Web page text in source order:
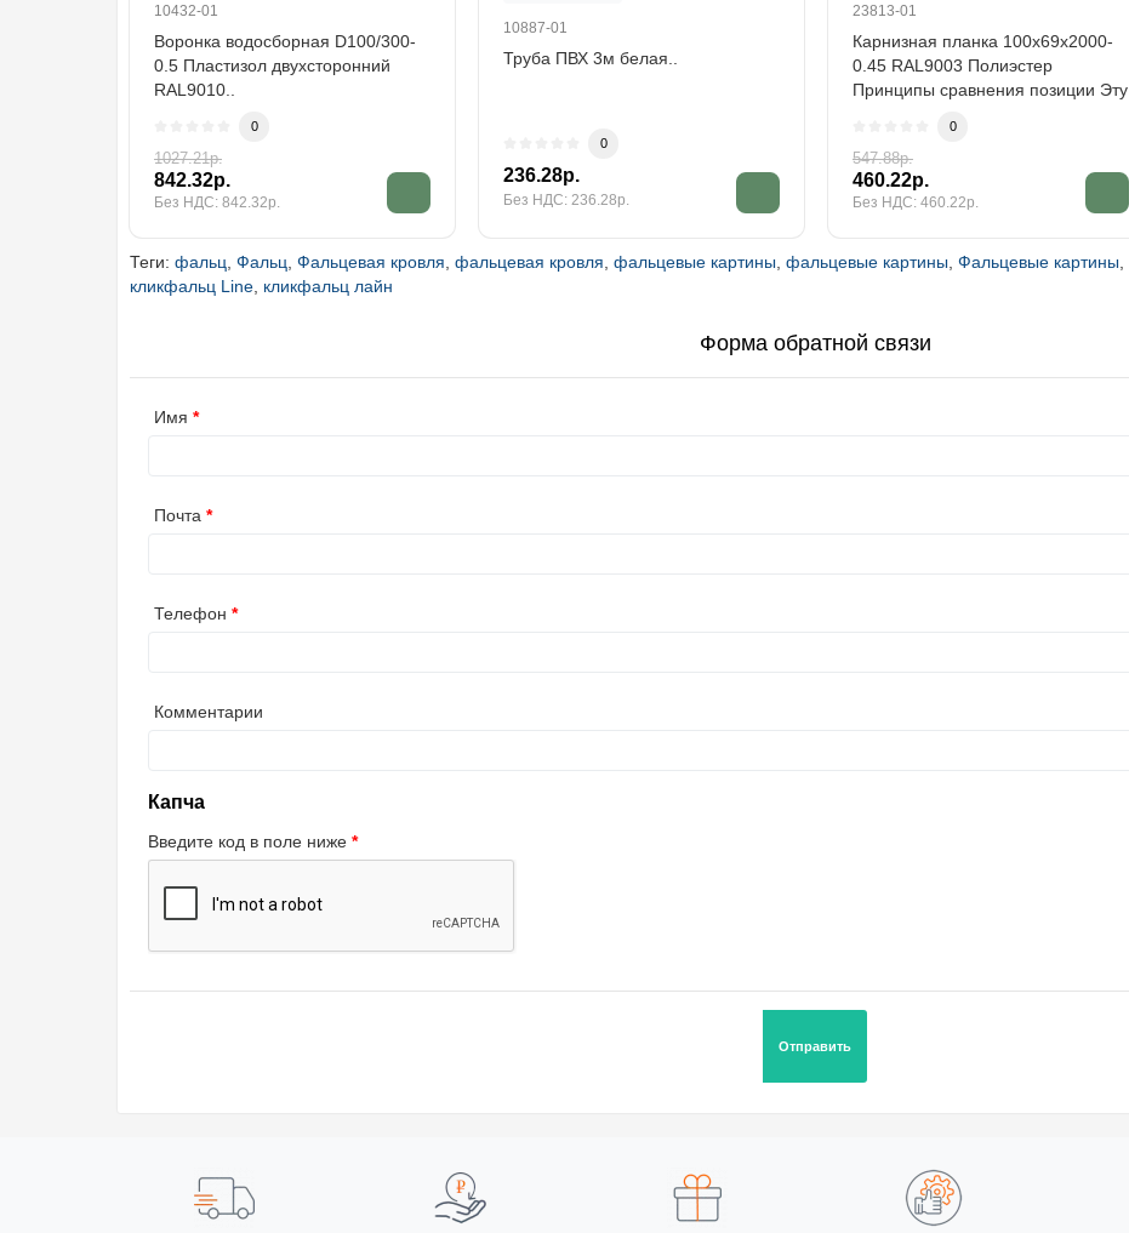
10432-01
Воронка водосборная D100/300-
0.5 Пластизол двухсторонний
RAL9010..
0
1027.21р.
842.32р.
Без НДС: 842.32р.
10887-01
Труба ПВХ 3м белая..
0
236.28р.
Без НДС: 236.28р.
23813-01
Карнизная планка 100х69х2000-
0.45 RAL9003 Полиэстер
Принципы сравнения позиции Эту
0
547.88р.
460.22р.
Без НДС: 460.22р.
Теги: фальц Фальц Фальцевая кровля фальцевая кровля фальцевые картины фальцевые картины Фальцевые картины
кликфальц Line кликфальц лайн
Форма обратной связи
Имя
Почта
Телефон
Комментарии
Капча
Введите код в поле ниже